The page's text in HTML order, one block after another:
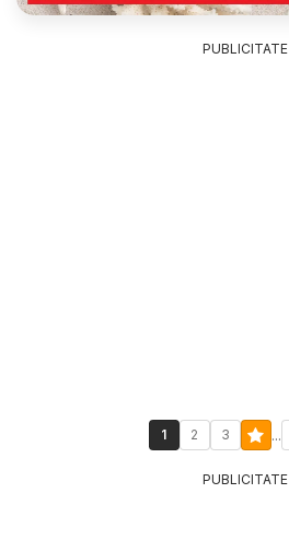
PUBLICITATE
1 2 3 ...
PUBLICITATE